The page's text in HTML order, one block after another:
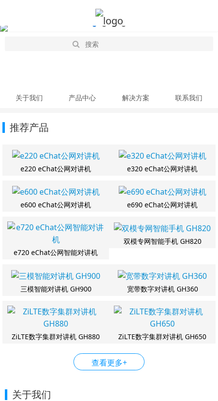
关于我们 产品中心 解决方案 联系我们
推荐产品
e220 eChat公网对讲机 e320 eChat公网对讲机
e600 eChat公网对讲机 e690 eChat公网对讲机
e720 eChat公网智能对讲机
双模专网智能手机 GH820
三模智能对讲机 GH900 宽带数字对讲机 GH360
ZiLTE数字集群对讲机 GH880 ZiLTE数字集群对讲机 GH650
查看更多+
关于我们